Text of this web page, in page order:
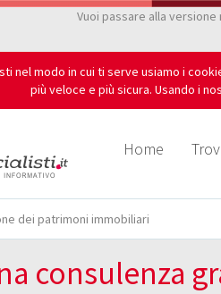
Vuoi passare alla
nel modo in cui ti serve usiamo i
più veloce e più sicura. Usando i
Home
dei patrimoni immobiliari
consulenza